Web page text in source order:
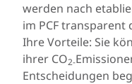
werden nach
im PCF
Ihre Vorteile: Sie
ihrer CO2-
Entscheidungen